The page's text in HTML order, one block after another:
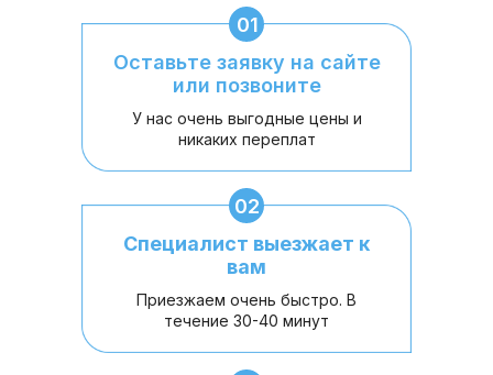
Оставьте заявку на сайте
или позвоните
01
У нас очень выгодные цены и
никаких переплат
Специалист выезжает к
вам
02
Приезжаем очень быстро. В
течение 30-40 минут